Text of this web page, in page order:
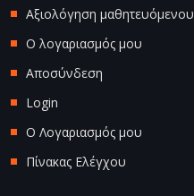
Αξιολόγηση μαθητευόμενου
Ο λογαριασμός μου
Αποσύνδεση
Login
Ο Λογαριασμός μου
Πίνακας Ελέγχου